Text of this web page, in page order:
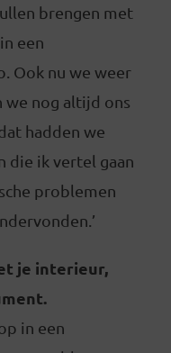
brengen met
een
Ook nu we weer
we nog altijd ons
hadden we
die ik vertel gaan
problemen
je interieur,
in een